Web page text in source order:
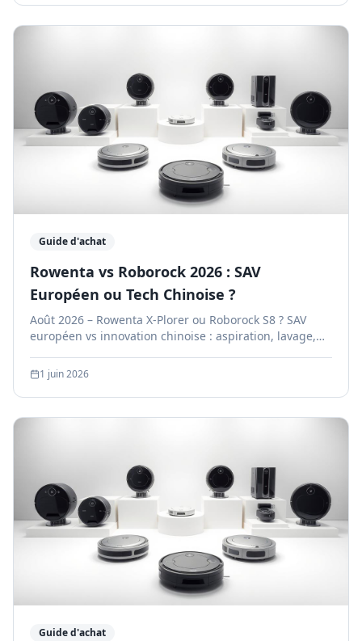
Guide d'achat
Rowenta vs Roborock 2026 : SAV
Européen ou Tech Chinoise ?
Août 2026 – Rowenta X-Plorer ou Roborock S8 ? SAV
européen vs innovation chinoise : aspiration, lavage,
1 juin 2026
Guide d'achat